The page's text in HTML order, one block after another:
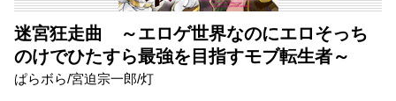
迷宮狂走曲 ～エロゲ世界なのにエロそっち
のけでひたすら最強を目指すモブ転生者～
ぱらボら/宮迫宗一郎/灯